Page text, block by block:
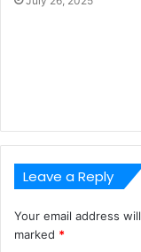
Leave a Reply
Your email address
marked *